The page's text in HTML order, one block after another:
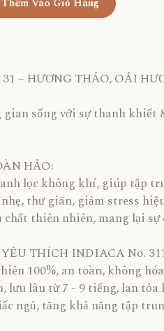
– HƯƠNG THẢO, OẢI
gian sống với sự thanh khiết
HẢO:
lọc không khí, giúp tập
thư giãn, giảm stress
thiên nhiên, mang lại sự
YÊU THÍCH INDIACA No.
100%, an toàn, không
lưu lâu từ 7 - 9 tiếng, lan
ngủ, tăng khả năng tập